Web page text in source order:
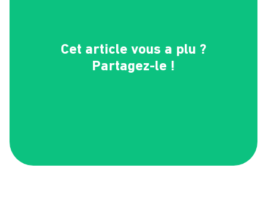
Cet article vous a plu ?
Partagez-le !